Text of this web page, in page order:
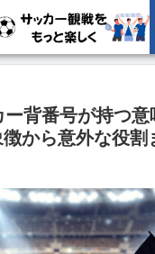
ー背番号が持つ
から意外な役割